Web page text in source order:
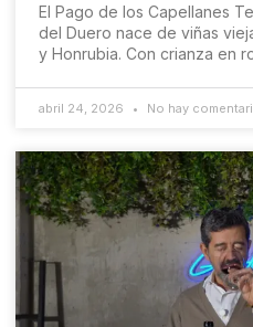
El Pago de los Capellanes
del Duero nace de viñas
y Honrubia. Con crianza en
abril 24, 2026 No hay